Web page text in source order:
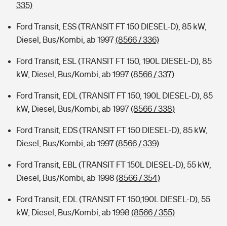
335)
Ford Transit, ESS (TRANSIT FT 150 DIESEL-D), 85 kW,
Diesel, Bus/Kombi, ab 1997(8566 / 336)
Ford Transit, ESL (TRANSIT FT 150, 190L DIESEL-D), 85
kW, Diesel, Bus/Kombi, ab 1997(8566 / 337)
Ford Transit, EDL (TRANSIT FT 150, 190L DIESEL-D), 85
kW, Diesel, Bus/Kombi, ab 1997(8566 / 338)
Ford Transit, EDS (TRANSIT FT 150 DIESEL-D), 85 kW,
Diesel, Bus/Kombi, ab 1997(8566 / 339)
Ford Transit, EBL (TRANSIT FT 150L DIESEL-D), 55 kW,
Diesel, Bus/Kombi, ab 1998 (8566 / 354)
Ford Transit, EDL (TRANSIT FT 150,190L DIESEL-D), 55
kW, Diesel, Bus/Kombi, ab 1998 (8566 / 355)